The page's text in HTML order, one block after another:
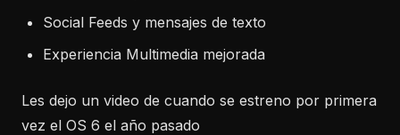
Social Feeds y mensajes de texto
Experiencia Multimedia mejorada
Les dejo un video de cuando se estreno por primera
vez el OS 6 el año pasado